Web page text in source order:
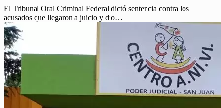
El Tribunal Oral Criminal Federal dictó sentencia contra los
acusados que llegaron a juicio y dio…